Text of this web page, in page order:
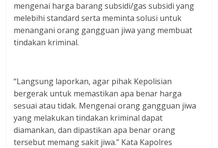
mengenai harga barang subsidi/gas subsidi yang
melebihi standard serta meminta solusi untuk
menangani orang gangguan jiwa yang membuat
tindakan kriminal.
“Langsung laporkan, agar pihak Kepolisian
bergerak untuk memastikan apa benar harga
sesuai atau tidak. Mengenai orang gangguan jiwa
yang melakukan tindakan kriminal dapat
diamankan, dan dipastikan apa benar orang
tersebut memang sakit jiwa.” Kata Kapolres